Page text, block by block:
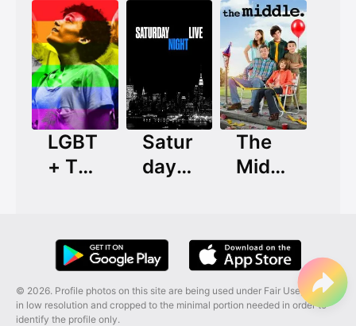
LGBT
+ TV
s
Satur
day
(1975
)
The
Middl
© 2026. Profile photos on this site are being used under Fair Use, and are
in low resolution and cropped to the minimal portion needed in order to
identify the profile only.